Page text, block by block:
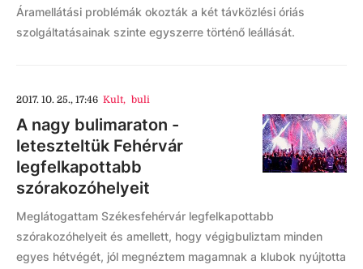
Áramellátási problémák okozták a két távközlési óriás
szolgáltatásainak szinte egyszerre történő leállását.
2017. 10. 25., 17:46 Kult, buli
A nagy bulimaraton -
leteszteltük Fehérvár
legfelkapottabb
szórakozóhelyeit
Meglátogattam Székesfehérvár legfelkapottabb
szórakozóhelyeit és amellett, hogy végigbuliztam minden
egyes hétvégét, jól megnéztem magamnak a klubok nyújtotta